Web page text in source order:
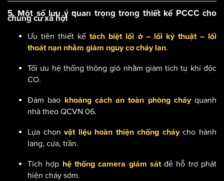
5. Một số lưu ý quan trọng trong thiết kế PCCC cho
chung cư xã hội
Ưu tiên thiết kếtách biệt lối ở – lối kỹ thuật – lối
thoát nạn nhằm giảm nguy cơ cháy lan.
Tối ưu hệ thống thông gió nhằm giảm tích tụ khí độc
CO.
Đảm bảo khoảng cách an toàn phòng cháyquanh
nhà theo QCVN 06.
Lựa chọnvật liệu hoàn thiện chống cháycho hành
lang, cửa, trần.
Tích hợp hệ thống camera giám sátđể hỗ trợ phát
hiện cháy sớm.